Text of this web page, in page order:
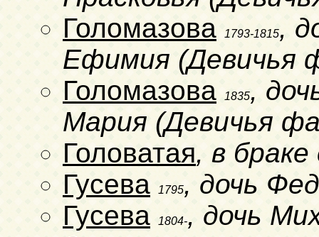
Голомазова
1793-1815,
Ефимия (Девичья
Голомазова
1835,
Мария (Девичья
Головатая, в
Гусева
1795, дочь
Гусева
1804-, дочь